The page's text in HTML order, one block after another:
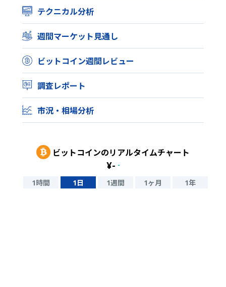
テクニカル分析
週間マーケット見通し
ビットコイン週間レビュー
調査レポート
市況・相場分析
ビットコインのリアルタイムチャート
¥- -
1時間 1日 1週間 1ヶ月 1年